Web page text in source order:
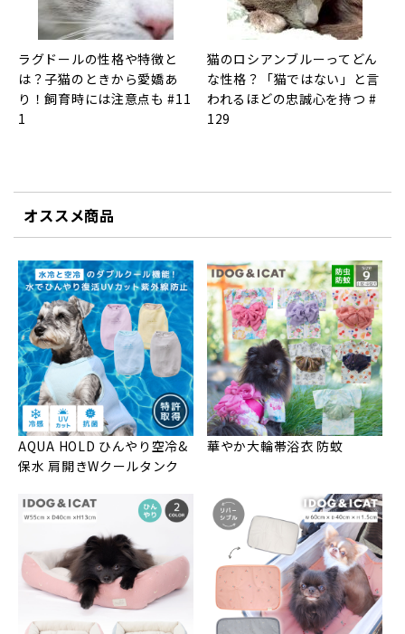
ラグドールの性格や特徴と
は？子猫のときから愛嬌あ
り！飼育時には注意点も #11
1
猫のロシアンブルーってどん
な性格？「猫ではない」と言
われるほどの忠誠心を持つ #
129
オススメ商品
AQUA HOLD ひんやり空冷&
保水 肩開きWクールタンク
華やか大輪帯浴衣 防蚊